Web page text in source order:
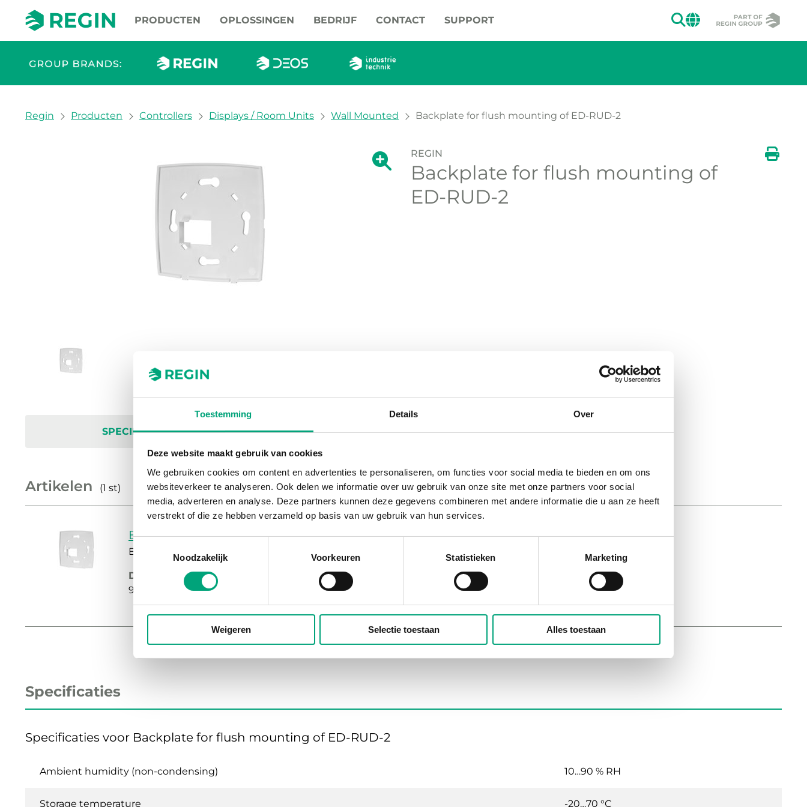
Toestemming Details Over
Deze website maakt gebruik van cookies
We gebruiken cookies om content en advertenties te personaliseren, om functies voor social media te bieden en om ons
websiteverkeer te analyseren. Ook delen we informatie over uw gebruik van onze site met onze partners voor social
media, adverteren en analyse. Deze partners kunnen deze gegevens combineren met andere informatie die u aan ze heeft
verstrekt of die ze hebben verzameld op basis van uw gebruik van hun services.
Toestemmingsselectie
Noodzakelijk
Voorkeuren Statistieken Marketing
Weigeren Selectie toestaan Alles toestaan
PRODUCTEN OPLOSSINGEN BEDRIJF CONTACT SUPPORT ZOEKEN
CHANGE
You are here:
Regin Producten Controllers Displays / Room Units Wall Mounted Backplate for flush mounting of ED-RUD-2
Grote versie van de afbeelding weergeven.
Grote versie van de afbeelding weergeven.
REGIN
Backplate for flush mounting of
ED-RUD-2
SPECIFICATIES
Artikelen (1 st)
ED-RUD-2-FM
Backplate for flush mounting of ED-RUD-2
Dimensions, external (WxHxD)
95x95x4 mm
Colour, cover
RAL9003
Specificaties
Specificaties voor Backplate for flush mounting of ED-RUD-2
Ambient humidity (non-condensing) 10…90 % RH
Storage temperature -20…70 °C